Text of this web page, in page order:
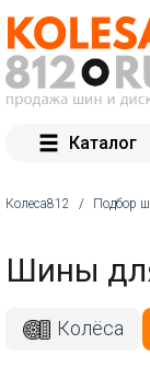
Каталог
Колеса812 / Подбор
Шины
Колёса